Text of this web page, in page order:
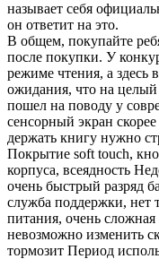
называет себя
он ответит на это.
В общем, покупайте
после покупки. У
режиме чтения, а здесь
ожидания, что на
пошел на поводу у
сенсорный экран
держать книгу нужно
Покрытие soft touch,
корпуса, всеядность
очень быстрый разряд
служба поддержки, нет
питания, очень
невозможно изменить
тормозит Период